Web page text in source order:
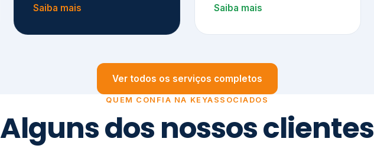
Saiba mais
Saiba mais
Ver todos os serviços completos
QUEM CONFIA NA KEYASSOCIADOS
Alguns dos nossos clientes